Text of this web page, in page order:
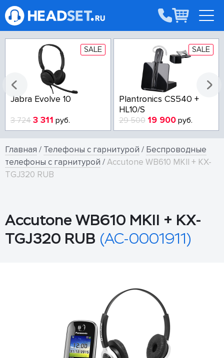
SALE
Jabra Evolve 10
3 724 3 311 руб.
SALE
Plantronics CS540 +
HL10/S
29 500 19 900руб.
Главная / Телефоны с гарнитурой / Беспроводные
телефоны с гарнитурой /Accutone WB610 MKII + KX-
TGJ320 RUB
Accutone WB610 MKII + KX-
TGJ320 RUB (AC-0001911)